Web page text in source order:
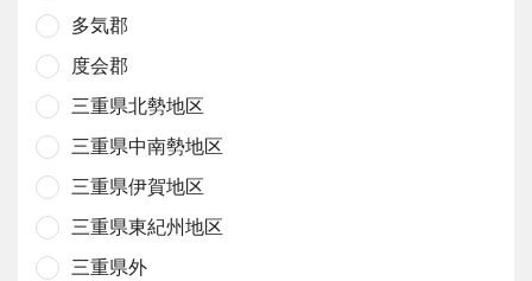
多気郡
度会郡
三重県北勢地区
三重県中南勢地区
三重県伊賀地区
三重県東紀州地区
三重県外